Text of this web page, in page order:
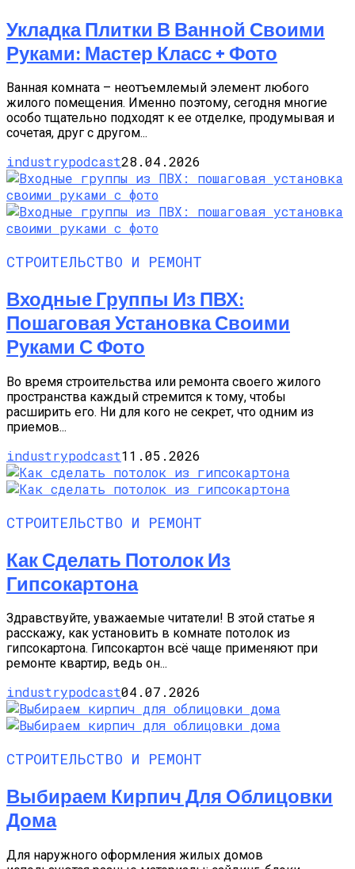
Укладка Плитки В Ванной Своими
Руками: Мастер Класс + Фото
Ванная комната – неотъемлемый элемент любого
жилого помещения. Именно поэтому, сегодня многие
особо тщательно подходят к ее отделке, продумывая и
сочетая, друг с другом...
industrypodcast28.04.2026
СТРОИТЕЛЬСТВО И РЕМОНТ
Входные Группы Из ПВХ:
Пошаговая Установка Своими
Руками С Фото
Во время строительства или ремонта своего жилого
пространства каждый стремится к тому, чтобы
расширить его. Ни для кого не секрет, что одним из
приемов...
industrypodcast11.05.2026
СТРОИТЕЛЬСТВО И РЕМОНТ
Как Сделать Потолок Из
Гипсокартона
Здравствуйте, уважаемые читатели! В этой статье я
расскажу, как установить в комнате потолок из
гипсокартона. Гипсокартон всё чаще применяют при
ремонте квартир, ведь он...
industrypodcast04.07.2026
СТРОИТЕЛЬСТВО И РЕМОНТ
Выбираем Кирпич Для Облицовки
Дома
Для наружного оформления жилых домов